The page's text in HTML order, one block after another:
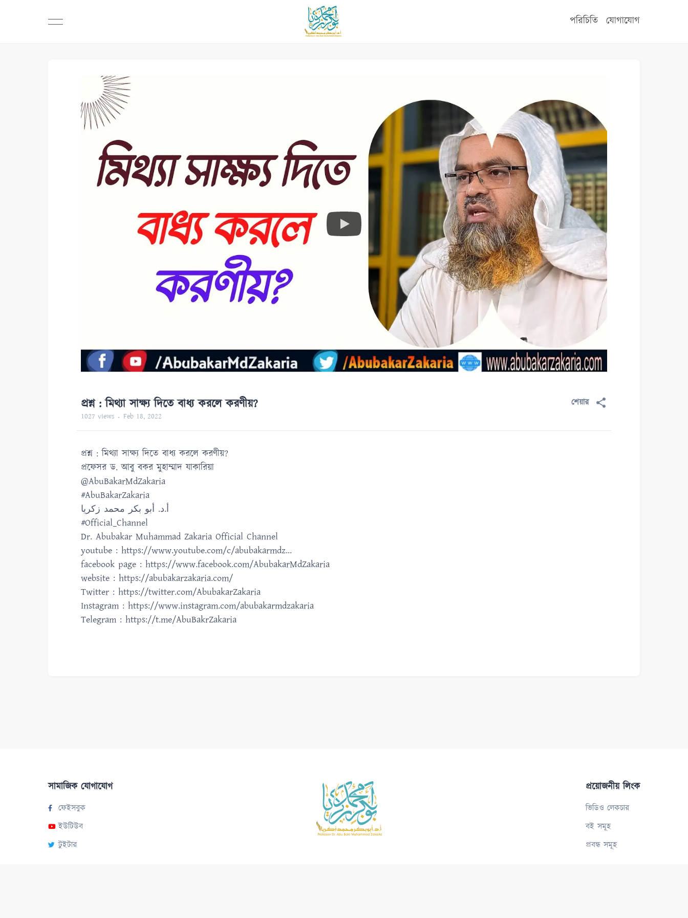
পরিচিতি যোগাযোগ
প্রশ্ন : মিথ্যা সাক্ষ্য দিতে বাধ্য করলে করণীয়?
1027 views Feb 18, 2022
শেয়ার
প্রশ্ন : মিথ্যা সাক্ষ্য দিতে বাধ্য করলে করণীয়?
প্রফেসর ড. আবু বকর মুহাম্মাদ যাকারিয়া
@AbuBakarMdZakaria
#AbuBakarZakaria
أ.د. أبو بكر محمد زكريا
#Official_Channel
Dr. Abubakar Muhammad Zakaria Official Channel
youtube : https://www.youtube.com/c/abubakarmdz...
facebook page : https://www.facebook.com/AbubakarMdZakaria
website : https://abubakarzakaria.com/
Twitter : https://twitter.com/AbubakarZakaria
Instagram : https://www.instagram.com/abubakarmdzakaria
Telegram : https://t.me/AbuBakrZakaria
সামাজিক যোগাযোগ
ফেইসবুক
ইউটিউব
টুইটার
প্রয়োজনীয় লিংক
ভিডিও লেকচার
বই সমূহ
প্রবন্ধ সমূহ